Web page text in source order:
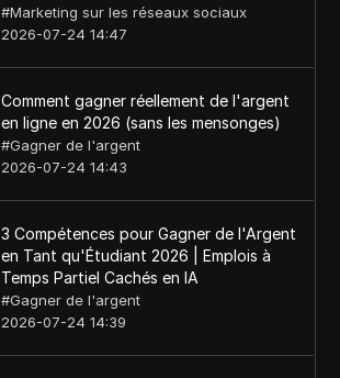
#Marketing sur les réseaux sociaux
2026-07-24 14:47
Comment gagner réellement de l'argent
en ligne en 2026 (sans les mensonges)
#Gagner de l'argent
2026-07-24 14:43
3 Compétences pour Gagner de l'Argent
en Tant qu'Étudiant 2026 | Emplois à
Temps Partiel Cachés en IA
#Gagner de l'argent
2026-07-24 14:39